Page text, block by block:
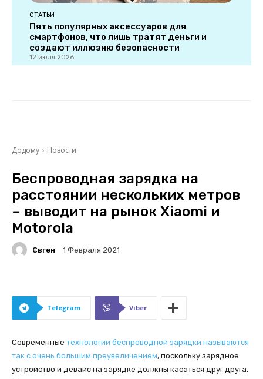
СТАТЬИ
Пять популярных аксессуаров для
смартфонов, что лишь тратят деньги и
создают иллюзию безопасности
12 июля 2026